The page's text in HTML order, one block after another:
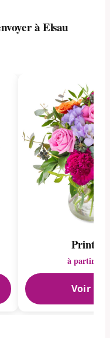
à Elsau
à partir de
Voir